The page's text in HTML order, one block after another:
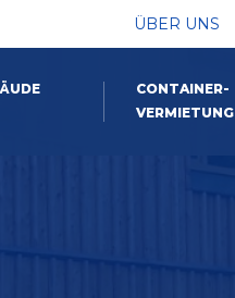
ÜBER UNS
CONTAINER-
VERMIETUNG